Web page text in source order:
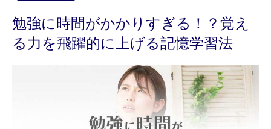
勉強に時間がかかりすぎる！？覚え
る力を飛躍的に上げる記憶学習法